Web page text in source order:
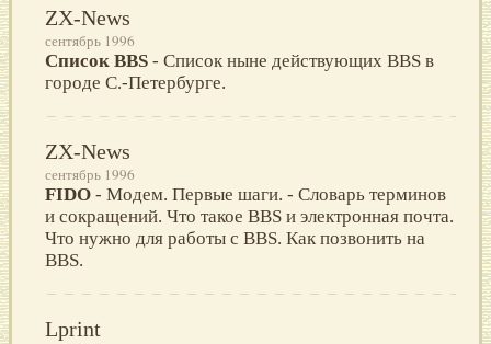
ZX-News
сентябрь 1996
Список BBS - Список ныне действующих BBS в
городе С.-Петербурге.
ZX-News
сентябрь 1996
FIDO - Модем. Первые шаги. - Словарь терминов
и сокращений. Что такое BBS и электронная почта.
Что нужно для работы с BBS. Как позвонить на
BBS.
Lprint